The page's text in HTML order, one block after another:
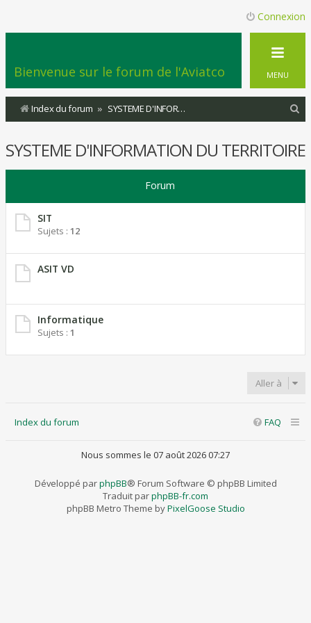
Connexion
Bienvenue sur le forum de l'Aviatco MENU
Index du forum SYSTEME D'INFORMATION DU TERRITOIRE
c
r
SYSTEME D'INFORMATION DU TERRITOIRE
Forum
SIT
Sujets : 12
ASIT VD
Informatique
Sujets : 1
Aller à
Index du forum FAQ
Nous sommes le 07 août 2026 07:27
Développé parphpBB® Forum Software © phpBB Limited
Traduit parphpBB-fr.com
phpBB Metro Theme byPixelGoose Studio